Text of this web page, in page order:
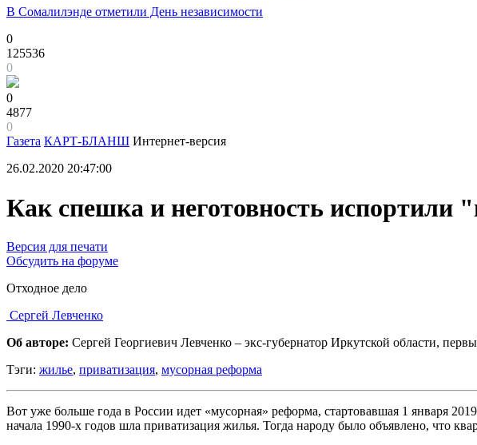
В Сомалилэнде отметили День независимости
0
125536
0
0
4877
0
Газета КАРТ-БЛАНШ Интернет-версия
26.02.2020 20:47:00
Как спешка и неготовность
Версия для печати
Обсудить на форуме
Отходное дело
Сергей Левченко
Об авторе: Сергей Георгиевич Левченко – экс-губернатор Иркутской области,
Тэги: жилье, приватизация, мусорная реформа
Вот уже больше года в России идет «мусорная» реформа, стартовавшая 1 января
начала 1990-х годов шла приватизация жилья. Тогда народу было объявлено, что